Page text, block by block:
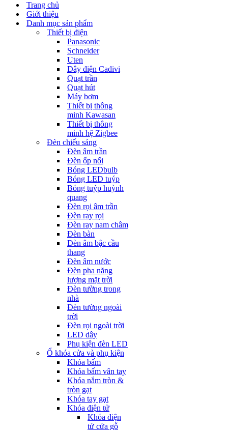
Trang chủ
Giới thiệu
Danh mục sản phẩm
Thiết bị điện
Panasonic
Schneider
Uten
Dây điện Cadivi
Quạt trần
Quạt hút
Máy bơm
Thiết bị thông
minh Kawasan
Thiết bị thông
minh hệ Zigbee
Đèn chiếu sáng
Đèn âm trần
Đèn ốp nổi
Bóng LEDbulb
Bóng LED tuýp
Bóng tuýp huỳnh
quang
Đèn rọi âm trần
Đèn ray rọi
Đèn ray nam châm
Đèn bàn
Đèn âm bậc cầu
thang
Đèn âm nước
Đèn pha năng
lượng mặt trời
Đèn tường trong
nhà
Đèn tường ngoài
trời
Đèn rọi ngoài trời
LED dây
Phụ kiện đèn LED
Ổ khóa cửa và phụ kiện
Khóa bấm
Khóa bấm vân tay
Khóa nắm tròn &
tròn gạt
Khóa tay gạt
Khóa điện tử
Khóa điện
tử cửa gỗ